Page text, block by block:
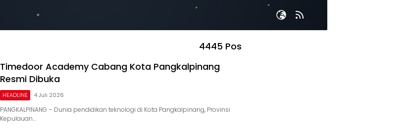
4445 Pos
Timedoor Academy Cabang Kota Pangkalpinang
Resmi Dibuka
HEADLINE 4 Juli 2026
PANGKALPINANG – Dunia pendidikan teknologi di Kota Pangkalpinang, Provinsi
Kepulauan…